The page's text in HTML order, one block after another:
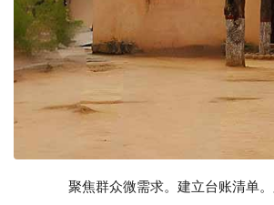
聚焦群众微需求。建立台账清单。